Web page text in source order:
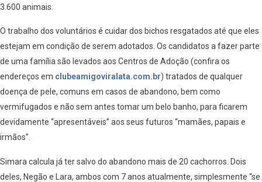
3.600 animais.
O trabalho dos voluntários é cuidar dos bichos resgatados até que eles
estejam em condição de serem adotados. Os candidatos a fazer parte
de uma família são levados aos Centros de Adoção (confira os
endereços em clubeamigoviralata.com.br) tratados de qualquer
doença de pele, comuns em casos de abandono, bem como
vermifugados e não sem antes tomar um belo banho, para ficarem
devidamente “apresentáveis” aos seus futuros “mamães, papais e
irmãos”.
Simara calcula já ter salvo do abandono mais de 20 cachorros. Dois
deles, Negão e Lara, ambos com 7 anos atualmente, simplesmente “se